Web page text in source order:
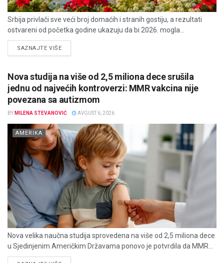
Srbija privlači sve veći broj domaćih i stranih gostiju, a rezultati
ostvareni od početka godine ukazuju da bi 2026. mogla...
SAZNAJTE VIŠEDETAILS
Nova studija na više od 2,5 miliona dece srušila
jednu od najvećih kontroverzi: MMR vakcina nije
povezana sa autizmom
BY MILENA STEVANOVIĆ AVGUST 6, 2026
AMERIKA
Nova velika naučna studija sprovedena na više od 2,5 miliona dece
u Sjedinjenim Američkim Državama ponovo je potvrdila da MMR...